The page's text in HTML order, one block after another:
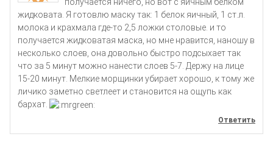
жидковата. Я готовлю маску так: 1 белок яичный, 1 ст.л.
молока и крахмала где-то 2,5 ложки столовые. и то
получается жидковатая маска, но мне нравится, наношу в
несколько слоев, она довольно быстро подсыхает так
что за 5 минут можно нанести слоев 5-7. Держу на лице
15-20 минут. Мелкие морщинки убирает хорошо, к тому же
личико заметно светлеет и становится на ощупь как
бархат.
Ответить